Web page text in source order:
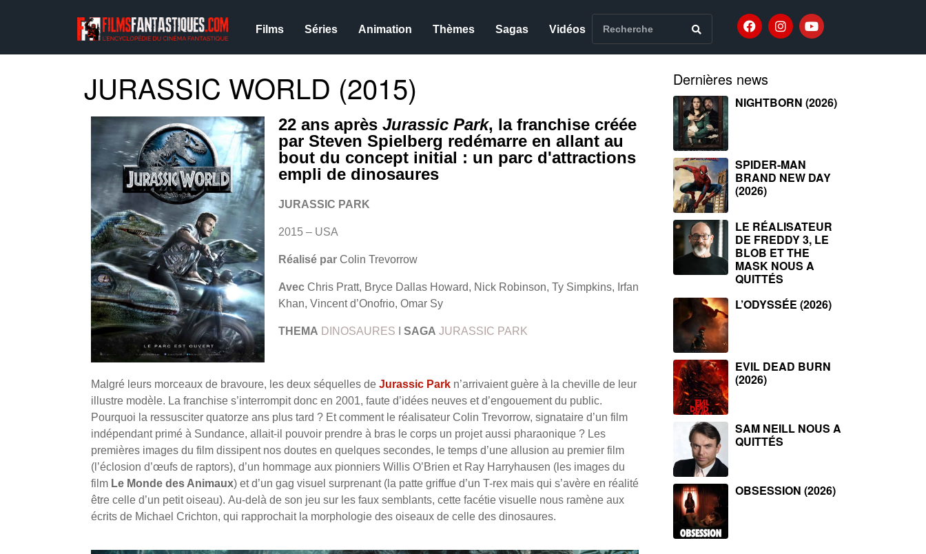
Films Séries Animation Thèmes Sagas Vidéos
JURASSIC WORLD (2015)
22 ans après Jurassic Park, la franchise créée
par Steven Spielberg redémarre en allant au
bout du concept initial : un parc d'attractions
empli de dinosaures
JURASSIC PARK
2015 – USA
Réalisé par Colin Trevorrow
Avec Chris Pratt, Bryce Dallas Howard, Nick Robinson, Ty Simpkins, Irfan
Khan, Vincent d’Onofrio, Omar Sy
THEMA DINOSAURES SAGA JURASSIC PARK
Malgré leurs morceaux de bravoure, les deux séquelles de Jurassic Park n’arrivaient guère à la cheville de leur
illustre modèle. La franchise s’interrompit donc en 2001, faute d’idées neuves et d’engouement du public.
Pourquoi la ressusciter quatorze ans plus tard ? Et comment le réalisateur Colin Trevorrow, signataire d’un film
indépendant primé à Sundance, allait-il pouvoir prendre à bras le corps un projet aussi pharaonique ? Les
premières images du film dissipent nos doutes en quelques secondes, le temps d’une allusion au premier film
(l’éclosion d’œufs de raptors), d’un hommage aux pionniers Willis O’Brien et Ray Harryhausen (les images du
film Le Monde des Animaux) et d’un gag visuel surprenant (la patte griffue d’un T-rex mais qui s’avère en réalité
être celle d’un petit oiseau). Au-delà de son jeu sur les faux semblants, cette facétie visuelle nous ramène aux
écrits de Michael Crichton, qui rapprochait la morphologie des oiseaux de celle des dinosaures.
Dernières news
NIGHTBORN (2026)
SPIDER-MAN
BRAND NEW DAY
(2026)
LE RÉALISATEUR
DE FREDDY 3, LE
BLOB ET THE
MASK NOUS A
QUITTÉS
L’ODYSSÉE (2026)
EVIL DEAD BURN
(2026)
SAM NEILL NOUS A
QUITTÉS
OBSESSION (2026)